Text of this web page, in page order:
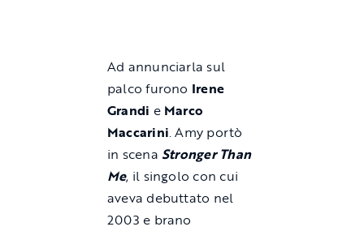
Ad annunciarla sul
palco furono Irene
Grandi e Marco
Maccarini. Amy portò
in scena Stronger Than
Me, il singolo con cui
aveva debuttato nel
2003 e brano